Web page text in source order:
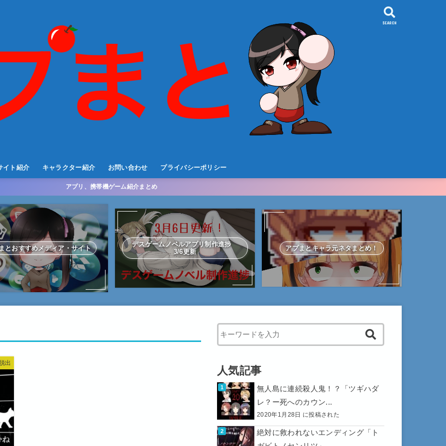
イト紹介 キャラクター紹介 お問い合わせ プライバシーポリシー
SEARCH
アプリ、携帯機ゲーム紹介まとめ
とおすすめメディア・サイト
デスゲームノベルアプリ制作進捗
3/6更新
アプまとキャラ元ネタまとめ！
出
When autocomplete results are available use up and down
人気記事
無人島に連続殺人鬼！？「ツギハダ
レ？ー死へのカウン...
2020年1月28日 に投稿された
絶対に救われないエンディング「ト